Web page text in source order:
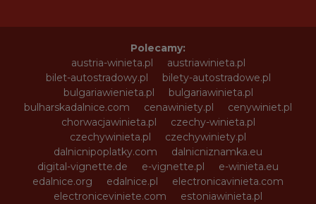
Polecamy:
austria-winieta.pl
austriawinieta.pl
bilet-autostradowy.pl
bilety-autostradowe.pl
bulgariawienieta.pl
bulgariawinieta.pl
bulharskadalnice.com
cenawiniety.pl
cenywiniet.pl
chorwacjawinieta.pl
czechy-winieta.pl
czechywinieta.pl
czechywiniety.pl
dalnicnipoplatky.com
dalnicniznamka.eu
digital-vignette.de
e-vignette.pl
e-winieta.eu
edalnice.org
edalnice.pl
electronicavinieta.com
electroniceviniete.com
estoniawinieta.pl